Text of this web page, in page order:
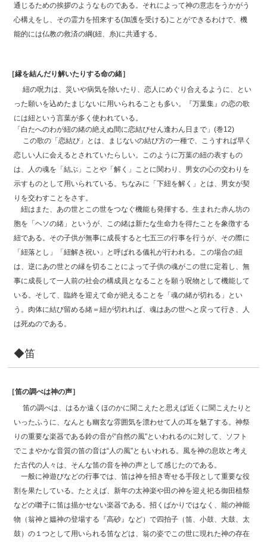
通じるための挨拶のようなものである。それによって神の意志をうかがう
心構えをし、その霊力を招来する(加護を受ける)ことができるわけで、機
能的には仏教の救済の綱(紐、糸)に共通する。
［縁を結んだり解いたりする命の緒］
紐の呪力は、災いや病気を除いたり、恋人にめぐり合えるように、とい
った願いを込めたまじないに用いられることも多い。『万葉集』の恋の歌
には紐という言葉が多く使われている。
「白たへのわが紐の緒の絶えぬ間に恋結びせん逢わん日まで」(巻12)
この歌の「恋結び」とは、まじないの結び方の一種で、こうすれば早く
恋しい人に会えるとされていたらしい。このように万葉の紐の表すもの
は、人の魂を「結ぶ」ことや「解く」ことに関わり、男女の心の交わりを
示すものとして用いられている。ちなみに「下紐を解く」とは、男女が契
りを交わすことをさす。
紐はまた、あの世とこの世をつなぐ機能も発揮する。生まれた赤ん坊の
胞を「ヘソの緒」というが、この緒は新たな生命力を得たことを象徴する
紐である。その子供が無事に成長すると七五三の行事を行うが、その際に
「紐落とし」「紐解き祝い」と呼ばれる儀礼が行われる。この場合の紐
は、逆にあの世との縁を切ることによって子供の魂がこの世に定着し、無
事に成長して一人前の社会の構成員となることを願う呪物として機能して
いる。そして、臨終を迎えて命が絶えることを「魂の緒が切れる」とい
う。肉体に結び留める緒＝紐が切れれば、魂はあの世へと戻って行き、人
は死ぬのである。
◆笛
［笛の調べは神の声］
笛の調べは、はるか遠くほのかに聞こえたと思えば近くに聞こえたりと
いったふうに、なんとも幽玄な雰囲気を漂わせて人の耳を魅了する。神祭
りの重要な楽器である鈴の音が“自然の風"といわれるのに対して、ソフト
でこまやかな音質の笛の音は“人の風"ともいわれる。風を神の息吹と考え
た古代の人々は、そんな笛の音を神の声として感じたのである。
一般に神遊びなどの行事では、笛は神を招き寄せる手段として重要な役
割を果たしている。たとえば、新年の太神楽や田の神を迎え祀る御田植祭
などの囃子に笛は描かせない楽器である。招くばかりではなく、能の神能
物（翁神と媼神の登場する『高砂』など）で四拍子（笛、小鼓、大鼓、太
鼓）の１つとして用いられる笛などは、翁の姿でこの世に現れた神の存在